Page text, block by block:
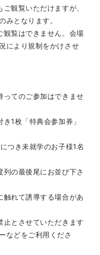
観覧いただけますが、
みとなります。
観覧はできません。会場
により規制をかけさせ
ってのご参加はできませ
き1枚「特典会参加券」
つき未就学のお子様1名
の最後尾にお並び下さ
れて誘導する場合があ
とさせていただきます
などをご利用くださ